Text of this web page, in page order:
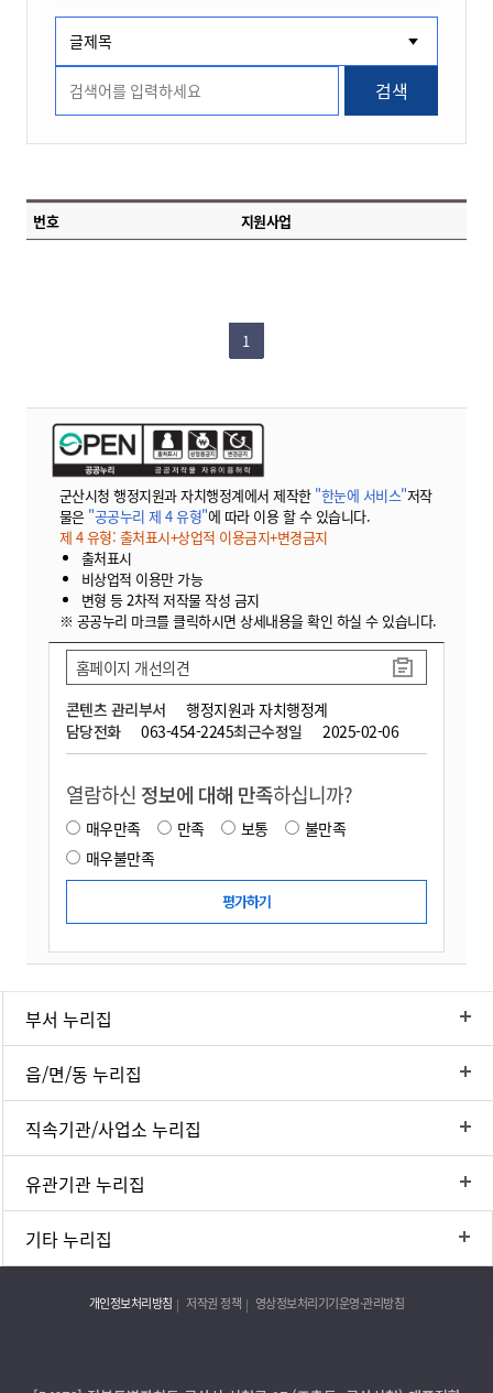
검색
번호 지원사업
1
군산시청 행정지원과 자치행정계에서 제작한 "한눈에 서비스"저작
물은 "공공누리 제 4 유형"에 따라 이용 할 수 있습니다.
제 4 유형: 출처표시+상업적 이용금지+변경금지
출처표시
비상업적 이용만 가능
변형 등 2차적 저작물 작성 금지
※ 공공누리 마크를 클릭하시면 상세내용을 확인 하실 수 있습니다.
콘텐츠 관리부서
행정지원과 자치행정계
담당전화
063-454-2245최근수정일 2025-02-06
홈페이지 개선의견
열람하신 정보에 대해 만족하십니까?
매우만족 만족 보통
불만족
매우불만족
부서 누리집
읍/면/동 누리집
직속기관/사업소 누리집
유관기관 누리집
기타 누리집
개인정보처리방침 저작권 정책 영상정보처리기기운영·관리방침